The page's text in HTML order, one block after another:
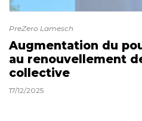
PreZero Lamesch
Augmentation du
au renouvellement
collective
17/12/2025